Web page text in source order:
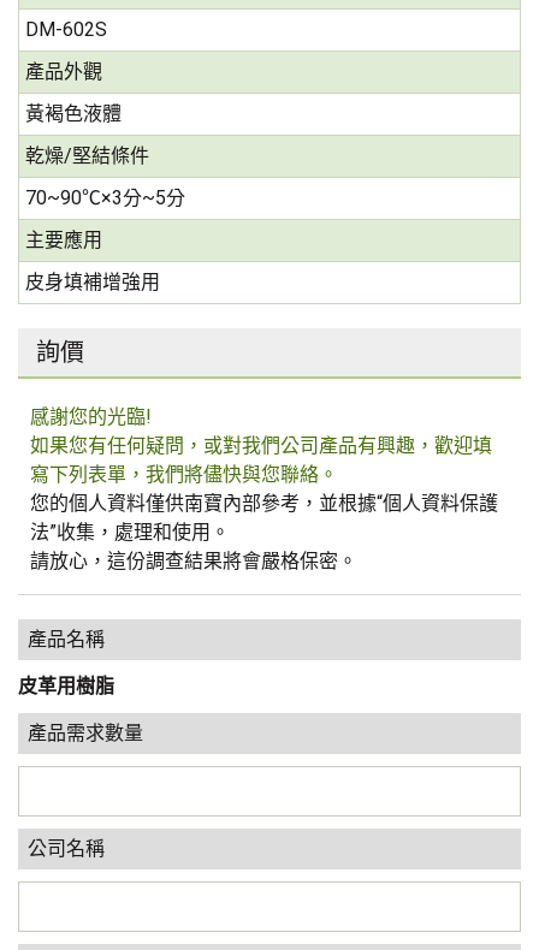
DM-602S
產品外觀
黃褐色液體
乾燥/堅結條件
70~90℃×3分~5分
主要應用
皮身填補增強用
詢價
感謝您的光臨!
如果您有任何疑問，或對我們公司產品有興趣，歡迎填
寫下列表單，我們將儘快與您聯絡。
您的個人資料僅供南寶內部參考，並根據“個人資料保護
法”收集，處理和使用。
請放心，這份調查結果將會嚴格保密。
產品名稱
皮革用樹脂
產品需求數量
公司名稱